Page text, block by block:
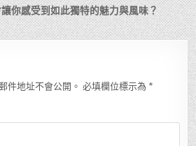
你感受到如此獨特的魅力與風味？
件地址不會公開。 必填欄位標示為 *